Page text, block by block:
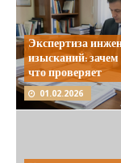
Экспертиза
изысканий:
что проверяет
01.02.2026